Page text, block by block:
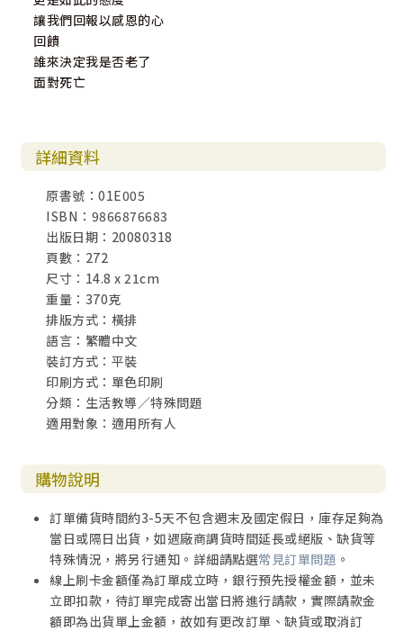
讓我們回報以感恩的心
回饋
誰來決定我是否老了
面對死亡
詳細資料
原書號：01E005
ISBN：9866876683
出版日期：20080318
頁數：272
尺寸：14.8 x 21cm
重量：370克
排版方式：橫排
語言：繁體中文
裝訂方式：平裝
印刷方式：單色印刷
分類：生活教導／特殊問題
適用對象：適用所有人
購物說明
訂單備貨時間約3-5天不包含週末及國定假日，庫存足夠為
當日或隔日出貨，如遇廠商調貨時間延長或絕版、缺貨等
特殊情況，將另行通知。詳細請點選常見訂單問題 。
線上刷卡金額僅為訂單成立時，銀行預先授權金額，並未
立即扣款，待訂單完成寄出當日將進行請款，實際請款金
額即為出貨單上金額，故如有更改訂單、缺貨或取消訂